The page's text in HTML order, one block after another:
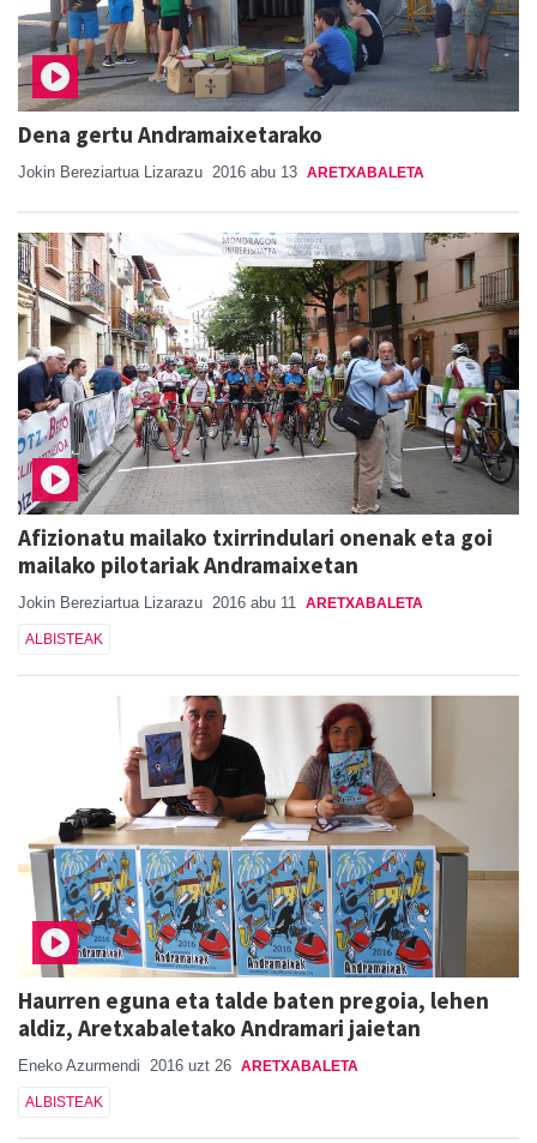
Dena gertu Andramaixetarako
Jokin Bereziartua Lizarazu 2016 abu 13 ARETXABALETA
Afizionatu mailako txirrindulari onenak eta goi
mailako pilotariak Andramaixetan
Jokin Bereziartua Lizarazu 2016 abu 11 ARETXABALETA
ALBISTEAK
Haurren eguna eta talde baten pregoia, lehen
aldiz, Aretxabaletako Andramari jaietan
Eneko Azurmendi 2016 uzt 26 ARETXABALETA
ALBISTEAK